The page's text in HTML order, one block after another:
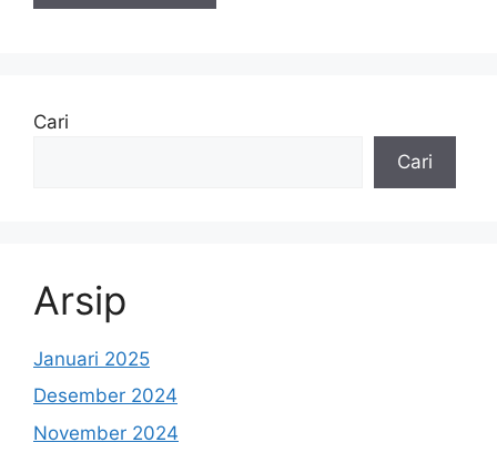
Cari
Cari
Arsip
Januari 2025
Desember 2024
November 2024